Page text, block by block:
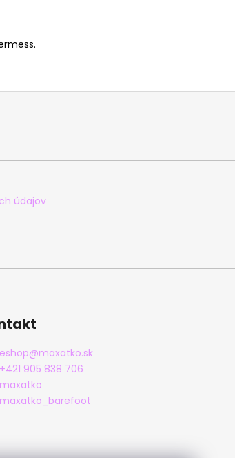
údajov
eshop@maxatko.sk
+421 905 838 706
maxatko
maxatko_barefoot